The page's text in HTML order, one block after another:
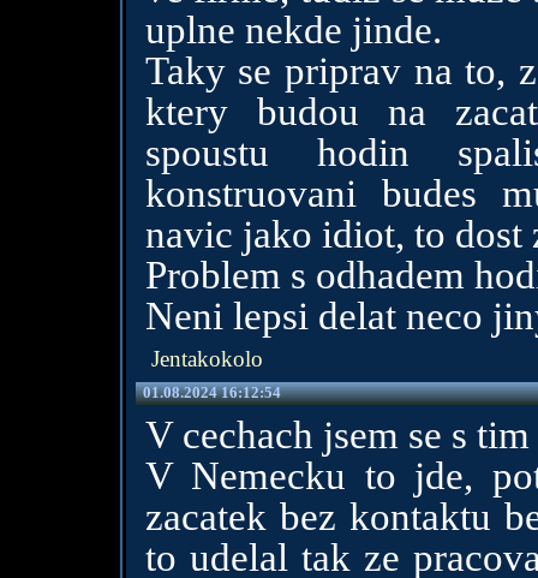
uplne nekde jinde.
Taky se priprav na to,
ktery budou na
spoustu hodin
konstruovani budes
navic jako idiot, to dost
Problem s odhadem
Neni lepsi delat neco
Jentakokolo
01.08.2024 16:12:54
V cechach jsem se s
V Nemecku to jde,
zacatek bez kontaktu
to udelal tak ze